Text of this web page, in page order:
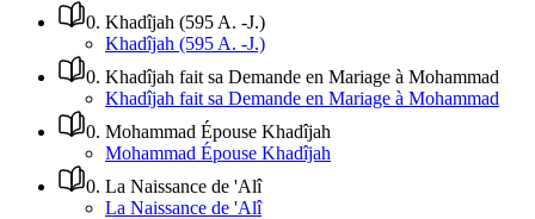
0. Khadîjah (595 A. -J.)
Khadîjah (595 A. -J.)
0. Khadîjah fait sa Demande en Mariage à Mohammad
Khadîjah fait sa Demande en Mariage à Mohammad
0. Mohammad Épouse Khadîjah
Mohammad Épouse Khadîjah
0. La Naissance de 'Alî
La Naissance de 'Alî